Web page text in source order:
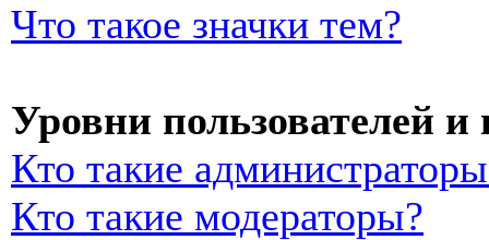
Что такое значки тем?
Уровни пользователей
Кто такие
Кто такие модераторы?